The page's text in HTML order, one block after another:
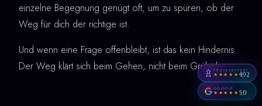
einzelne Begegnung genügt oft, um zu spüren, ob der
Weg für dich der richtige ist.
Und wenn eine Frage offenbleibt, ist das kein Hindernis.
Der Weg klärt sich beim Gehen, nicht beim Grübeln.PROVENEXPERT
★★★★★4,92
GOOGLE
★★★★★5,0